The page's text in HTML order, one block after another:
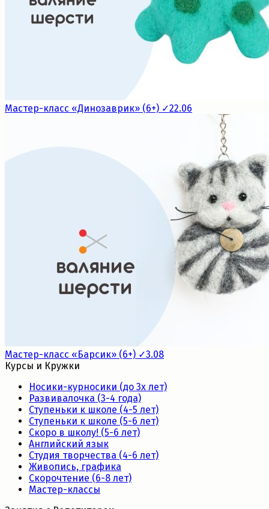
Мастер-класс «Динозаврик» (6+) ✓22.06
Мастер-класс «Барсик» (6+) ✓3.08
Курсы и Кружки
Носики-курносики (до 3х лет)
Развивалочка (3-4 года)
Ступеньки к школе (4-5 лет)
Ступеньки к школе (5-6 лет)
Скоро в школу! (5-6 лет)
Английский язык
Студия творчества (4-6 лет)
Живопись, графика
Скорочтение (6-8 лет)
Мастер-классы